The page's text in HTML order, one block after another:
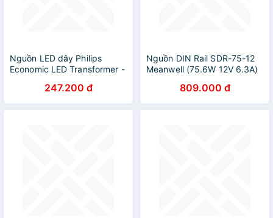
Nguồn LED dây Philips
Economic LED Transformer -
(30W,60W,120W,180W)
247.200 đ
Nguồn DIN Rail SDR-75-12
Meanwell (75.6W 12V 6.3A)
809.000 đ